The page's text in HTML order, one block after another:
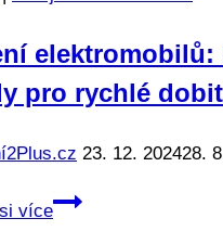
elektromobilů:
pro rychlé
23. 12. 202428.
více
Nabíjení